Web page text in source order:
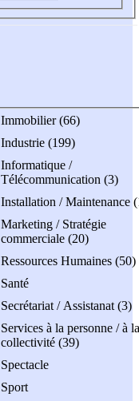
Immobilier (66)
Industrie (199)
Informatique /
Télécommunication (3)
Installation / Maintenance
Marketing / Stratégie
commerciale (20)
Ressources Humaines (50)
Santé
Secrétariat / Assistanat (3)
Services à la personne / à la
collectivité (39)
Spectacle
Sport